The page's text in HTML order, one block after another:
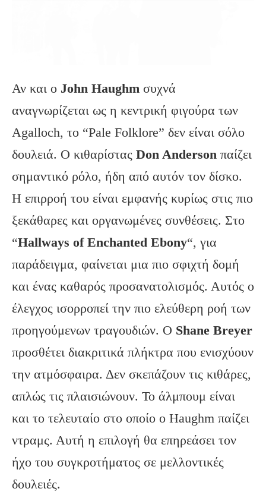
Αν και ο John Haughm συχνά
αναγνωρίζεται ως η κεντρική φιγούρα των
Agalloch, το “Pale Folklore” δεν είναι σόλο
δουλειά. Ο κιθαρίστας Don Anderson παίζει
σημαντικό ρόλο, ήδη από αυτόν τον δίσκο.
Η επιρροή του είναι εμφανής κυρίως στις πιο
ξεκάθαρες και οργανωμένες συνθέσεις. Στο
“Hallways of Enchanted Ebony“, για
παράδειγμα, φαίνεται μια πιο σφιχτή δομή
και ένας καθαρός προσανατολισμός. Αυτός ο
έλεγχος ισορροπεί την πιο ελεύθερη ροή των
προηγούμενων τραγουδιών. Ο Shane Breyer
προσθέτει διακριτικά πλήκτρα που ενισχύουν
την ατμόσφαιρα. Δεν σκεπάζουν τις κιθάρες,
απλώς τις πλαισιώνουν. Το άλμπουμ είναι
και το τελευταίο στο οποίο ο Haughm παίζει
ντραμς. Αυτή η επιλογή θα επηρεάσει τον
ήχο του συγκροτήματος σε μελλοντικές
δουλειές.